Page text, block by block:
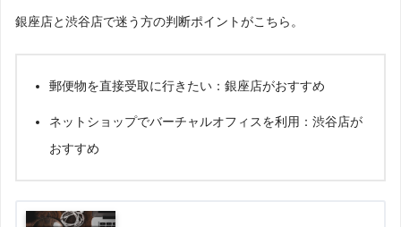
銀座店と渋谷店で迷う方の判断ポイントがこちら。
郵便物を直接受取に行きたい：銀座店がおすすめ
ネットショップでバーチャルオフィスを利用：渋谷店が
おすすめ